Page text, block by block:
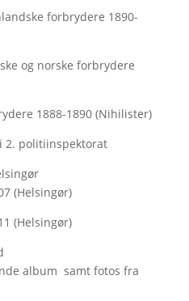
forbrydere 1890-
og norske forbrydere
1888-1890 (Nihilister)
2. politiinspektorat
(Helsingør)
(Helsingør)
album samt fotos fra